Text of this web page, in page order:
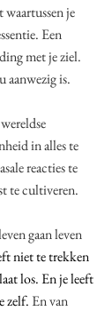
je
Een
met je ziel.
aanwezig is.
in alles te
reacties te
te cultiveren.
gaan leven
niet te trekken
los. En je leeft
zelf. En van